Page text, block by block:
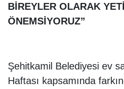
BİREYLER OLARAK
ÖNEMSİYORUZ”
Şehitkamil Belediyesi ev
Haftası kapsamında